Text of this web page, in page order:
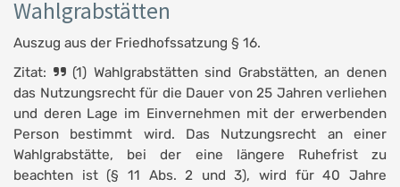
Wahlgrabstätten
Auszug aus der Friedhofssatzung § 16.
Zitat:
(1) Wahlgrabstätten sind Grabstätten, an denen
das Nutzungsrecht für die Dauer von 25 Jahren verliehen
und deren Lage im Einvernehmen mit der erwerbenden
Person bestimmt wird. Das Nutzungsrecht an einer
Wahlgrabstätte, bei der eine längere Ruhefrist zu
beachten ist (§ 11 Abs. 2 und 3), wird für 40 Jahre